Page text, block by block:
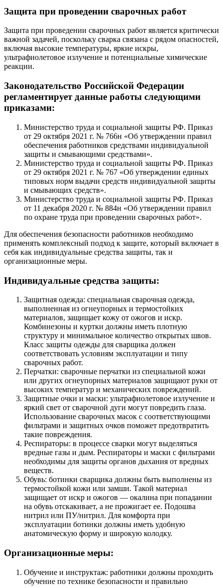
Защита при проведении сварочных работ
Защита при проведении сварочных работ является критически
важной задачей, поскольку сварка связана с рядом опасностей,
включая высокие температуры, яркие искры,
ультрафиолетовое излучение и потенциальные химические
реакции.
Законодательство Российской Федерации
регламентирует данные работы следующими
приказами:
Министерство труда и социальной защиты РФ. Приказ
от 29 октября 2021 г. № 766н «Об утверждении правил
обеспечения работников средствами индивидуальной
защиты и смывающими средствами».
Министерство труда и социальной защиты РФ. Приказ
от 29 октября 2021 г. № 767 «Об утверждении единых
типовых норм выдачи средств индивидуальной защиты
и смывающих средств».
Министерство труда и социальной защиты РФ. Приказ
от 11 декабря 2020 г. № 884н «Об утверждении правил
по охране труда при проведении сварочных работ».
Для обеспечения безопасности работников необходимо
применять комплексный подход к защите, который включает в
себя как индивидуальные средства защиты, так и
организационные меры.
Индивидуальные средства защиты:
Защитная одежда: специальная сварочная одежда,
выполненная из огнеупорных и термостойких
материалов, защищает кожу от ожогов и искр.
Комбинезоны и куртки должны иметь плотную
структуру и минимальное количество открытых швов.
Класс защиты одежды для сварщика должен
соответствовать условиям эксплуатации и типу
сварочных работ.
Перчатки: сварочные перчатки из специальной кожи
или других огнеупорных материалов защищают руки от
высоких температур и механических повреждений.
Защитные очки и маски: ультрафиолетовое излучение и
яркий свет от сварочной дуги могут повредить глаза.
Использование сварочных масок с соответствующими
фильтрами и защитных очков поможет предотвратить
такие повреждения.
Респираторы: в процессе сварки могут выделяться
вредные газы и дым. Респираторы и маски с фильтрами
необходимы для защиты органов дыхания от вредных
веществ.
Обувь: ботинки сварщика должны быть выполнены из
термостойкой кожи или замши. Такой материал
защищает от искр и ожогов — окалина при попадании
на обувь отскакивает, а не прожигает ее. Подошва
нитрил или ПУ/нитрил. Для комфорта при
эксплуатации ботинки должны иметь удобную
анатомическую форму и широкую колодку.
Организационные меры:
Обучение и инструктаж: работники должны проходить
обучение по технике безопасности и правильно